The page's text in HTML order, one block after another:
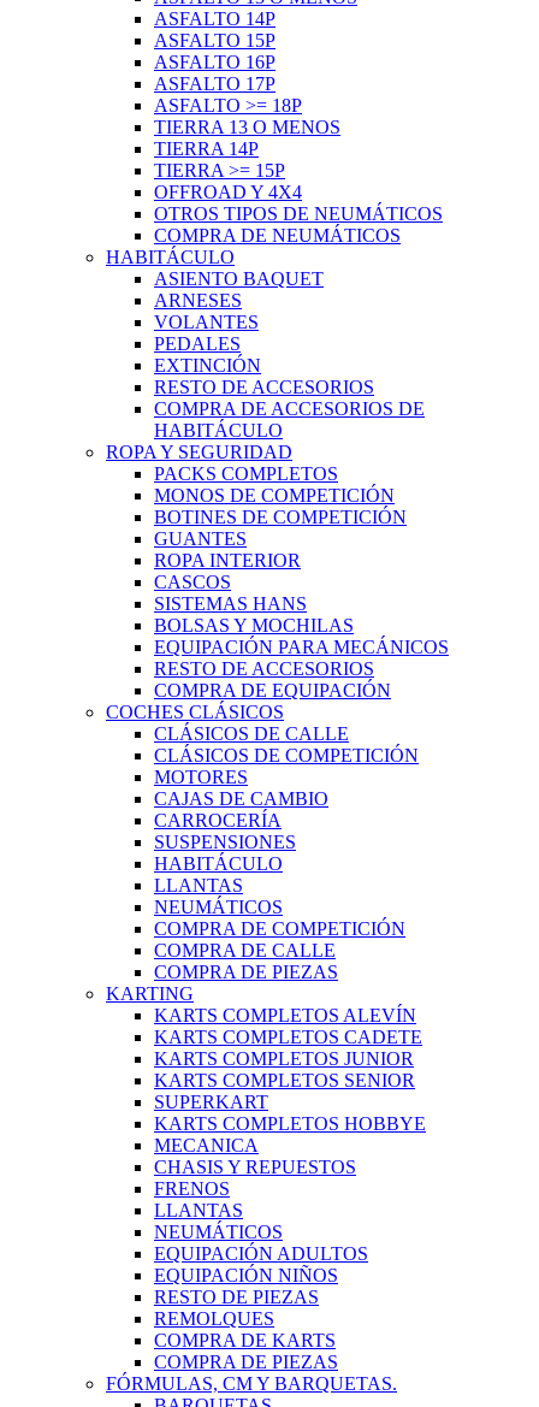
ASFALTO 14P
ASFALTO 15P
ASFALTO 16P
ASFALTO 17P
ASFALTO >= 18P
TIERRA 13 O MENOS
TIERRA 14P
TIERRA >= 15P
OFFROAD Y 4X4
OTROS TIPOS DE NEUMÁTICOS
COMPRA DE NEUMÁTICOS
HABITÁCULO
ASIENTO BAQUET
ARNESES
VOLANTES
PEDALES
EXTINCIÓN
RESTO DE ACCESORIOS
COMPRA DE ACCESORIOS DE
HABITÁCULO
ROPA Y SEGURIDAD
PACKS COMPLETOS
MONOS DE COMPETICIÓN
BOTINES DE COMPETICIÓN
GUANTES
ROPA INTERIOR
CASCOS
SISTEMAS HANS
BOLSAS Y MOCHILAS
EQUIPACIÓN PARA MECÁNICOS
RESTO DE ACCESORIOS
COMPRA DE EQUIPACIÓN
COCHES CLÁSICOS
CLÁSICOS DE CALLE
CLÁSICOS DE COMPETICIÓN
MOTORES
CAJAS DE CAMBIO
CARROCERÍA
SUSPENSIONES
HABITÁCULO
LLANTAS
NEUMÁTICOS
COMPRA DE COMPETICIÓN
COMPRA DE CALLE
COMPRA DE PIEZAS
KARTING
KARTS COMPLETOS ALEVÍN
KARTS COMPLETOS CADETE
KARTS COMPLETOS JUNIOR
KARTS COMPLETOS SENIOR
SUPERKART
KARTS COMPLETOS HOBBYE
MECANICA
CHASIS Y REPUESTOS
FRENOS
LLANTAS
NEUMÁTICOS
EQUIPACIÓN ADULTOS
EQUIPACIÓN NIÑOS
RESTO DE PIEZAS
REMOLQUES
COMPRA DE KARTS
COMPRA DE PIEZAS
FÓRMULAS, CM Y BARQUETAS.